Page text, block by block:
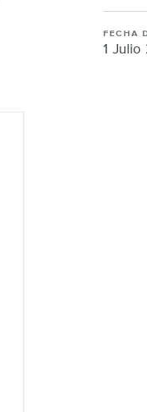
FECHA
1 Julio